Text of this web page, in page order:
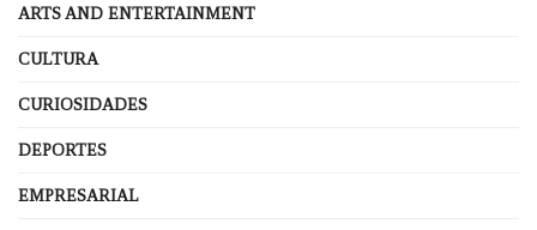
ARTS AND ENTERTAINMENT
CULTURA
CURIOSIDADES
DEPORTES
EMPRESARIAL